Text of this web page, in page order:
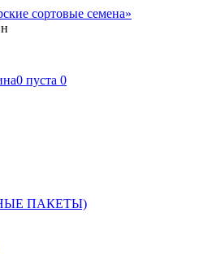
0 пуста 0
ПАКЕТЫ)